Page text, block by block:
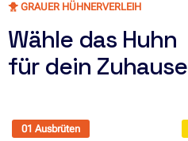
🐥 GRAUER HÜHNERVERLEIH
Wähle das Huhn
für dein Zuhause
01 Ausbrüten